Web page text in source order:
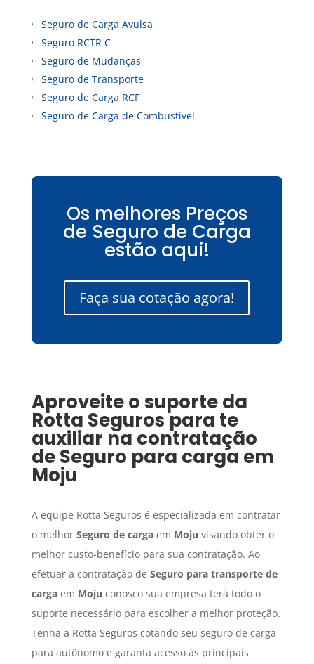
Seguro de Carga Avulsa
Seguro RCTR C
Seguro de Mudanças
Seguro de Transporte
Seguro de Carga RCF
Seguro de Carga de Combustível
Os melhores Preços
de Seguro de Carga
estão aqui!
Faça sua cotação agora!
Aproveite o suporte da
Rotta Seguros para te
auxiliar na contratação
deSeguro para carga em
Moju
A equipe Rotta Seguros é especializada em contratar
o melhor Seguro de cargaem Moju visando obter o
melhor custo-benefício para sua contratação. Ao
efetuar a contratação de Seguro para transporte de
cargaem Moju conosco sua empresa terá todo o
suporte necessário para escolher a melhor proteção.
Tenha a Rotta Seguros cotando seu seguro de carga
para autônomo e garanta acesso às principais